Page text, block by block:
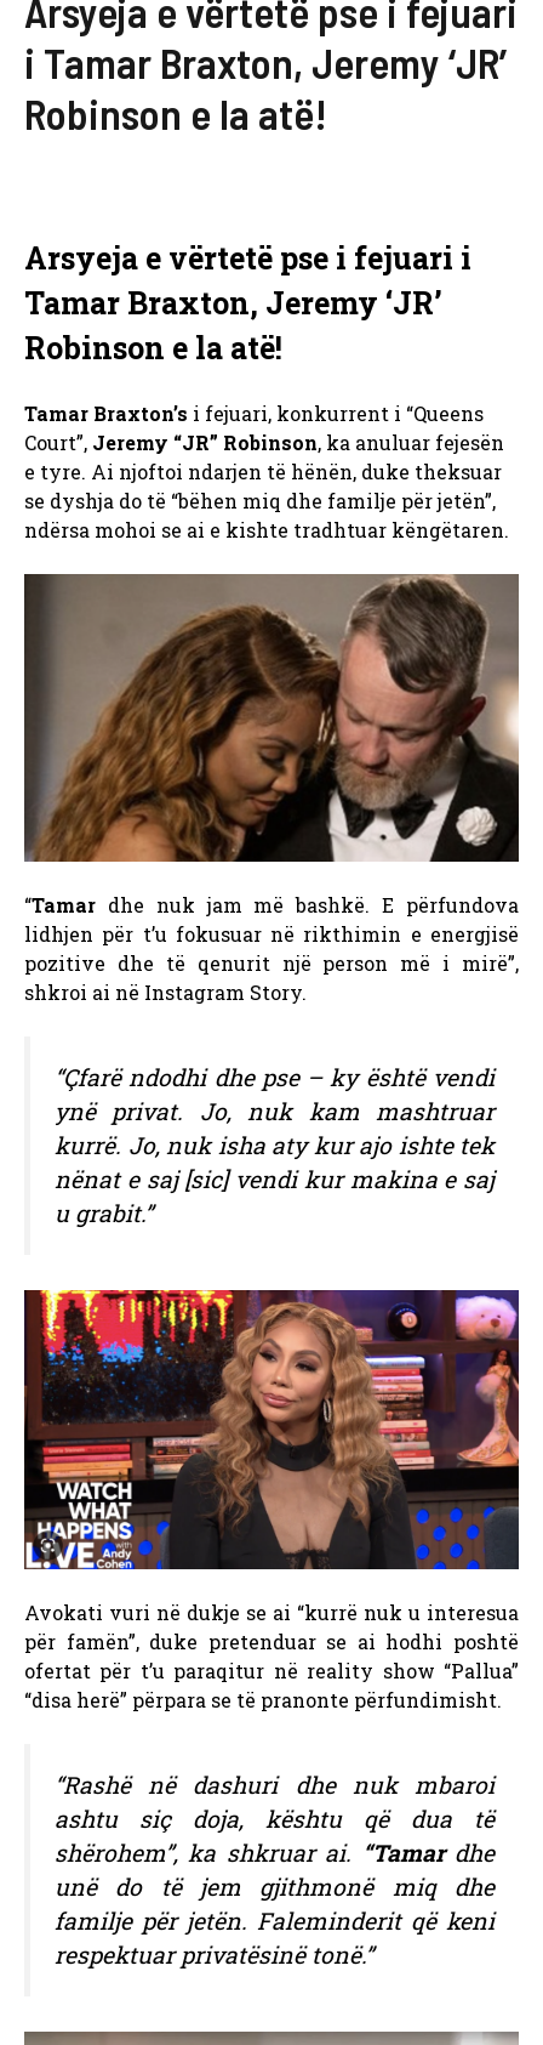
Arsyeja e vërtetë pse i fejuari
i Tamar Braxton, Jeremy ‘JR’
Robinson e la atë!
Arsyeja e vërtetë pse i fejuari i
Tamar Braxton, Jeremy ‘JR’
Robinson e la atë!
Tamar Braxton’s i fejuari, konkurrent i “Queens
Court”, Jeremy “JR” Robinson, ka anuluar fejesën
e tyre. Ai njoftoi ndarjen të hënën, duke theksuar
se dyshja do të “bëhen miq dhe familje për jetën”,
ndërsa mohoi se ai e kishte tradhtuar këngëtaren.
“Tamar dhe nuk jam më bashkë. E përfundova
lidhjen për t’u fokusuar në rikthimin e energjisë
pozitive dhe të qenurit një person më i mirë”,
shkroi ai në Instagram Story.
“Çfarë ndodhi dhe pse – ky është vendi
ynë privat. Jo, nuk kam mashtruar
kurrë. Jo, nuk isha aty kur ajo ishte tek
nënat e saj [sic] vendi kur makina e saj
u grabit.”
Avokati vuri në dukje se ai “kurrë nuk u interesua
për famën”, duke pretenduar se ai hodhi poshtë
ofertat për t’u paraqitur në reality show “Pallua”
“disa herë” përpara se të pranonte përfundimisht.
“Rashë në dashuri dhe nuk mbaroi
ashtu siç doja, kështu që dua të
shërohem”, ka shkruar ai. “Tamar dhe
unë do të jem gjithmonë miq dhe
familje për jetën. Faleminderit që keni
respektuar privatësinë tonë.”